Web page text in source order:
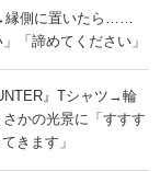
縁側に置いたら……
「諦めてください」
』Tシャツ→輪
かの光景に「すすす
きます」